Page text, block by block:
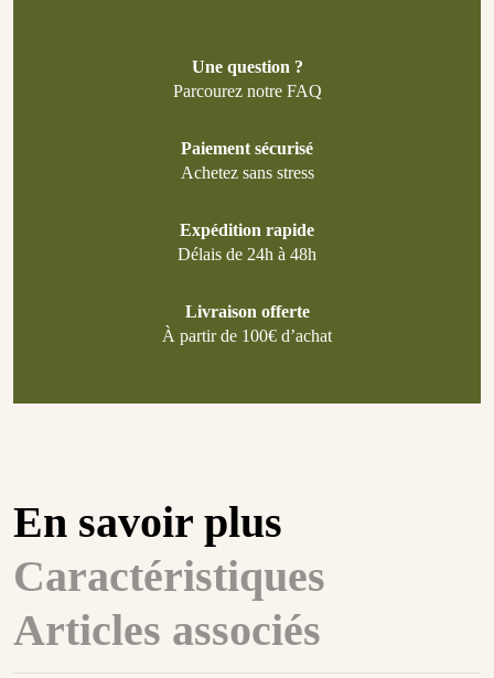
Une question ?
Parcourez notre FAQ
Paiement sécurisé
Achetez sans stress
Expédition rapide
Délais de 24h à 48h
Livraison offerte
À partir de 100€ d’achat
En savoir plus
Caractéristiques
Articles associés